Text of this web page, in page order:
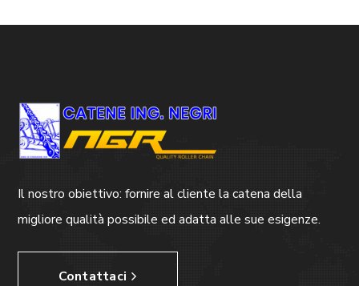
Il nostro obiettivo: fornire al cliente la catena della
migliore qualità possibile ed adatta alle sue esigenze.
Contattaci